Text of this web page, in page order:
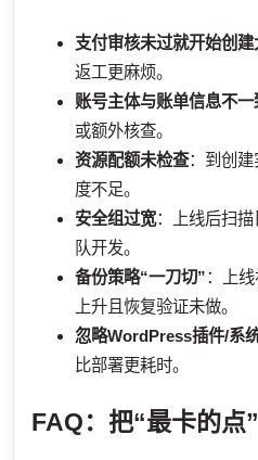
支付审核未过就开始创
返工更麻烦。
账号主体与账单信息不一
或额外核查。
资源配额未检查：到创建
度不足。
安全组过宽：上线后扫描
队开发。
备份策略“一刀切”：上
上升且恢复验证未做。
忽略WordPress插件/系
比部署更耗时。
FAQ：把“最卡的点